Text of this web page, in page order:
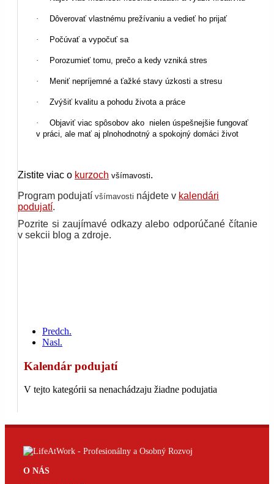
· Dôverovať vlastnému prežívaniu a vedieť ho prijať
· Počúvať a vypočuť sa
· Porozumieť tomu, prečo a kedy vzniká stres
· Meniť nepríjemné a ťažké stavy úzkosti a stresu
· Zvýšiť kvalitu a pohodu života a práce
·
Objaviť viac spôsobov ako nielen úspešnejšie fungovať
v práci, ale mať aj plnohodnotný a spokojný domáci život
Zistite viac o kurzoch všímavosti.
Program podujatí všímavosti nájdete v kalendári
podujatí.
Pozrite si zaujímavé odkazy alebo odporúčané čítanie
v sekcii blog a zdroje.
Predch.
Nasl.
Kalendár podujatí
V tejto kategórii sa nenachádzaju žiadne podujatia
O NÁS